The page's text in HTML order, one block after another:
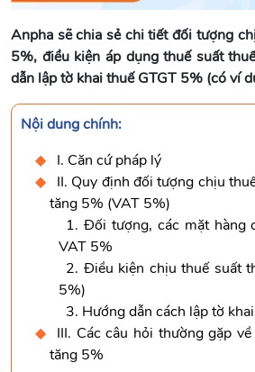
Anpha sẽ chia sẻ chi tiết đối tượng
5%, điều kiện áp dụng thuế suất
dẫn lập tờ khai thuế GTGT 5% (có ví
Nội dung chính:
I. Căn cứ pháp lý
II. Quy định đối tượng chịu
tăng 5% (VAT 5%)
1. Đối tượng, các mặt hàng
VAT 5%
2. Điều kiện chịu thuế suất
5%)
3. Hướng dẫn cách lập tờ
III. Các câu hỏi thường gặp
tăng 5%